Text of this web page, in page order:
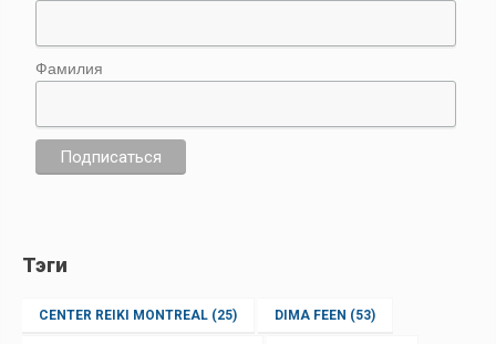
Фамилия
Тэги
CENTER REIKI MONTREAL (25) DIMA FEEN (53)